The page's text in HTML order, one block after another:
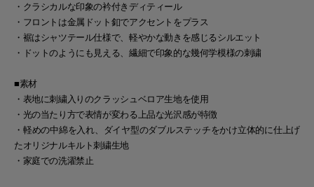
・クラシカルな印象の衿付きディティール
・フロントは金属ドット釦でアクセントをプラス
・裾はシャツテール仕様で、軽やかな動きを感じるシルエット
・ドットのようにも見える、繊細で印象的な幾何学模様の刺繍
■素材
・表地に刺繍入りのクラッシュベロア生地を使用
・光の当たり方で表情が変わる上品な光沢感が特徴
・軽めの中綿を入れ、ダイヤ型のダブルステッチをかけ立体的に仕上げ
たオリジナルキルト刺繍生地
・家庭での洗濯禁止